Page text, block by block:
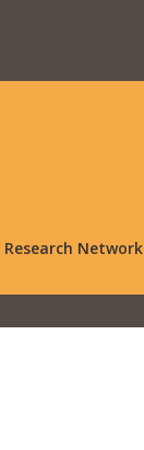
Research Network